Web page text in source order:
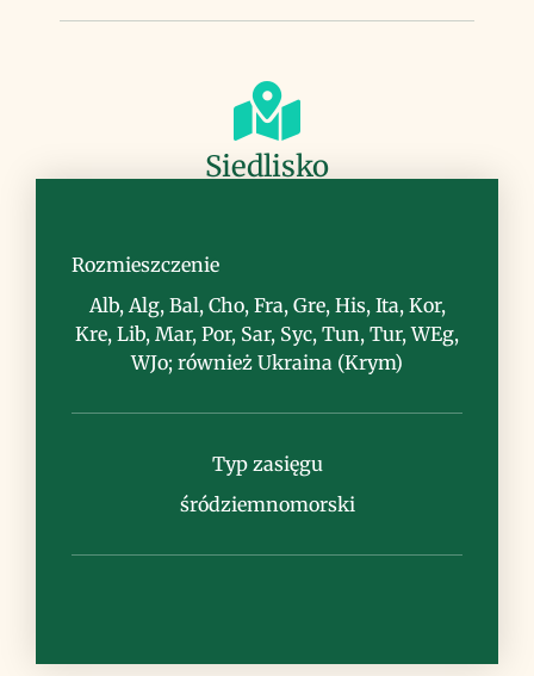
Siedlisko
Rozmieszczenie
Alb, Alg, Bal, Cho, Fra, Gre, His, Ita, Kor,
Kre, Lib, Mar, Por, Sar, Syc, Tun, Tur, WEg,
WJo; również Ukraina (Krym)
Typ zasięgu
śródziemnomorski